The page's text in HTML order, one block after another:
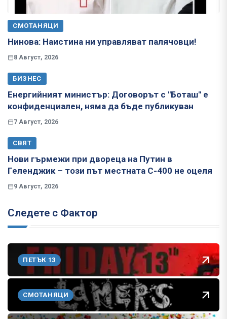
СМОТАНЯЦИ
Нинова: Наистина ни управляват палячовци!
8 Август, 2026
БИЗНЕС
Енергийният министър: Договорът с "Боташ" е
конфиденциален, няма да бъде публикуван
7 Август, 2026
СВЯТ
Нови гърмежи при двореца на Путин в
Геленджик – този път местната С-400 не оцеля
9 Август, 2026
Следете с Фактор
ПЕТЪК 13
СМОТАНЯЦИ